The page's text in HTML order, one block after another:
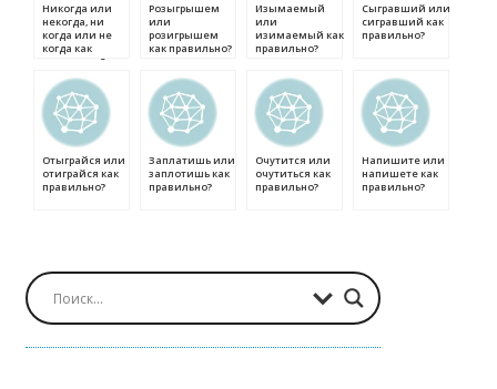
Никогда или
некогда, ни
когда или не
когда как
правильно?
Розыгрышем
или
розигрышем
как правильно?
Изымаемый
или
изимаемый как
правильно?
Сыгравший или
сигравший как
правильно?
Отыграйся или
отиграйся как
правильно?
Заплатишь или
заплотишь как
правильно?
Очутится или
очутиться как
правильно?
Напишите или
напишете как
правильно?